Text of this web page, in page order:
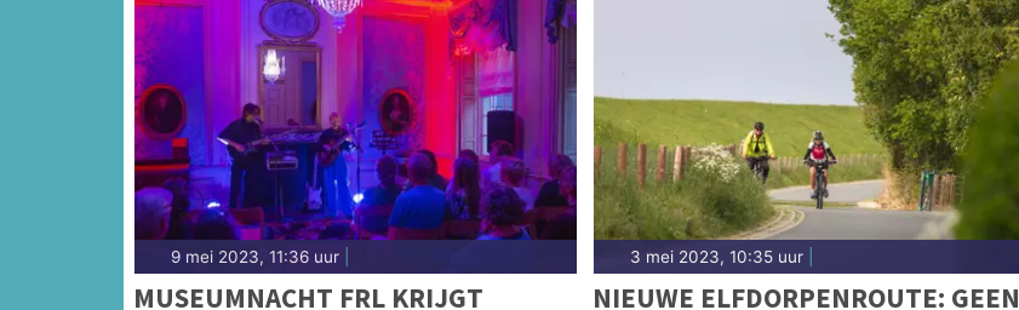
9 mei 2023, 11:36 uur
MUSEUMNACHT FRL KRIJGT
3 mei 2023, 10:35 uur|
NIEUWE ELFDORPENROUTE: GEEN